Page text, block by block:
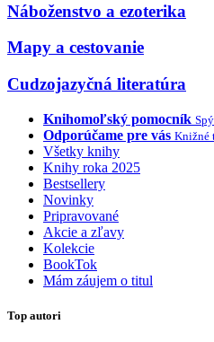
Náboženstvo a ezoterika
Mapy a cestovanie
Cudzojazyčná literatúra
Knihomoľský pomocník
Odporúčame pre vás Knižné
Všetky knihy
Knihy roka 2025
Bestsellery
Novinky
Pripravované
Akcie a zľavy
Kolekcie
BookTok
Mám záujem o titul
Top autori